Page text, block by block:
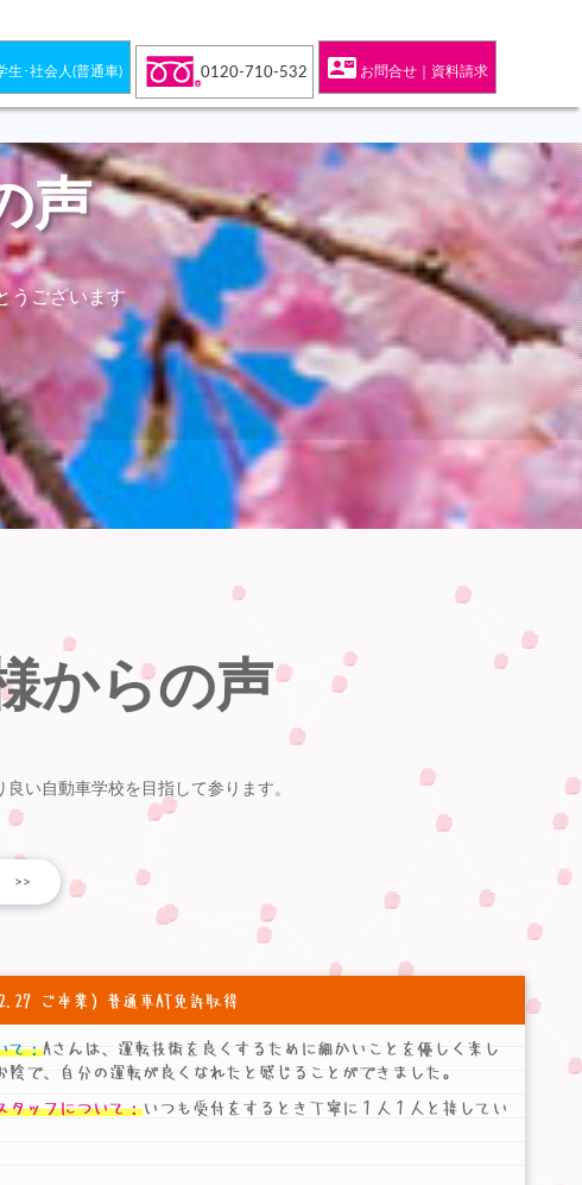
生･社会人(普通車) 0120-710-532 contact_mail お問合せ｜資料請求
声
うございます
からの声
い自動車学校を目指して参ります。
>>
ご卒業）普通車AT免許取得
て：Aさんは、運転技術を良くするために細かいことを優しく楽し
陰で、自分の運転が良くなれたと感じることができました。
タッフについて：いつも受付をするとき丁寧に１人１人と接してい